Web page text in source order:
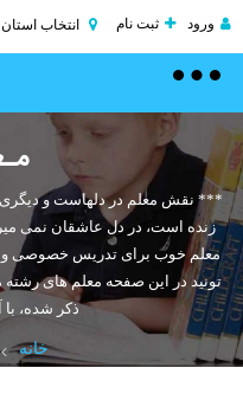
ورود ثبت نام انتخاب استان
Toggle
*** نقش معلم در دلهاست و دیگری
زنده است، در دل عاشقان نمی
معلم خوب برای تدریس خصوصی و
تونید در این صفحه معلم های رشته
ذکر شده، با
خانه